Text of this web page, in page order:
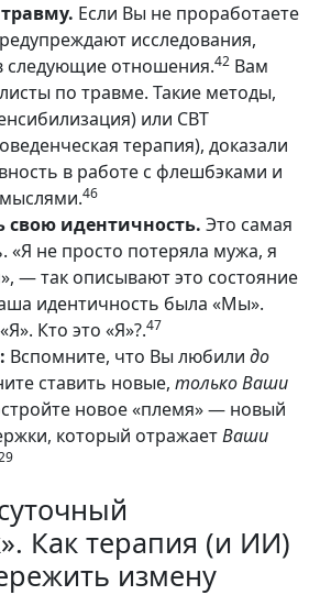
Если Вы не проработаете
исследования,
следующие отношения.42 Вам
по травме. Такие методы,
или CBT
терапия), доказали
в работе с флешбэками и
46
свою идентичность. Это самая
«Я не просто потеряла мужа, я
— так описывают это состояние
идентичность была «Мы».
Кто это «Я»?.47
Вспомните, что Вы любили до
ставить новые, только Ваши
новое «племя» — новый
который отражаетВаши
Как терапия (и ИИ)
измену